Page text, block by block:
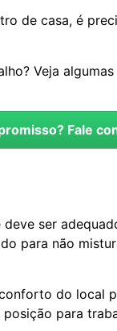
de casa, é
Veja
Fale
ser
para não
do local
para